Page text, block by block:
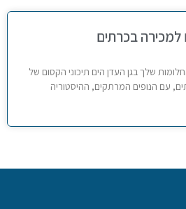
למכירה בכרתים
שלך בגן העדן הים תיכוני הקסום של
עם הנופים המרתקים, ההיסטוריה